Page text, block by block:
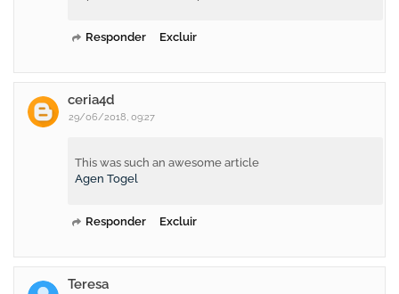
Responder Excluir
ceria4d
29/06/2018, 09:27
This was such an awesome article
Agen Togel
Responder Excluir
Teresa